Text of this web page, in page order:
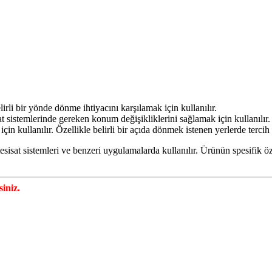
bir yönde dönme ihtiyacını karşılamak için kullanılır.
sistemlerinde gereken konum değişikliklerini sağlamak için kullanılır.
kullanılır. Özellikle belirli bir açıda dönmek istenen yerlerde tercih
sistemleri ve benzeri uygulamalarda kullanılır. Ürünün